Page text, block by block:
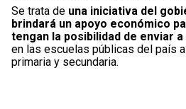
Se trata de una iniciativa del
brindará un apoyo económico
tengan la posibilidad de enviar
en las escuelas públicas del país
primaria y secundaria.